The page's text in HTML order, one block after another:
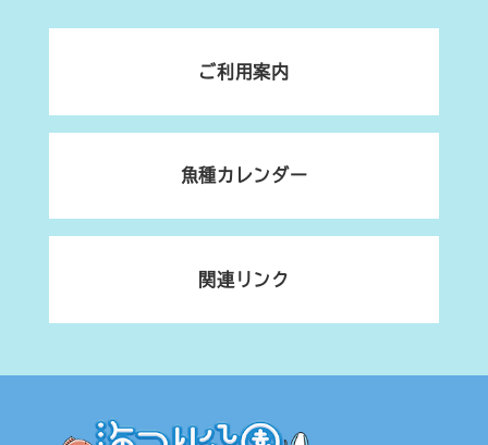
ご利用案内
魚種カレンダー
関連リンク